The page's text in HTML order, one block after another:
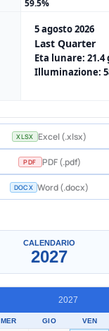
59.5%
5 agosto 2026
Last Quarter
Eta lunare: 21.4
Illuminazione:
XLSX Excel (.xlsx)
PDF PDF (.pdf)
DOCX Word (.docx)
CALENDARIO
2027
2027
MER GIO VEN